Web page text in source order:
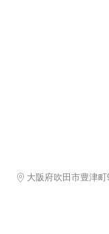
大阪府吹田市豊津